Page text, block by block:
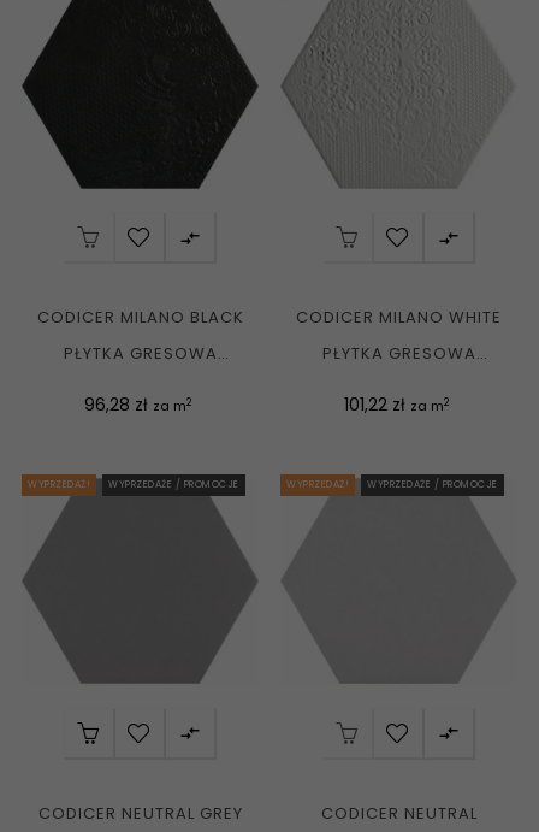

CODICER MILANO BLACK
PŁYTKA GRESOWA
Cena
96,28 zł za m2

CODICER MILANO WHITE
PŁYTKA GRESOWA
Cena
101,22 zł za m2
WYPRZEDAŻ! WYPRZEDAŻE / PROMOCJE

CODICER NEUTRAL GREY
WYPRZEDAŻ! WYPRZEDAŻE / PROMOCJE

CODICER NEUTRAL